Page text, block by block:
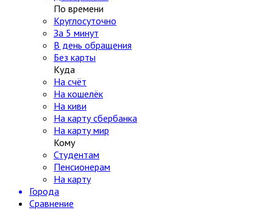
По времени
Круглосуточно
За 5 минут
В день обращения
Без карты
Куда
На счёт
На кошелёк
На киви
На карту сбербанка
На карту мир
Кому
Студентам
Пенсионерам
На карту
Города
Сравнение